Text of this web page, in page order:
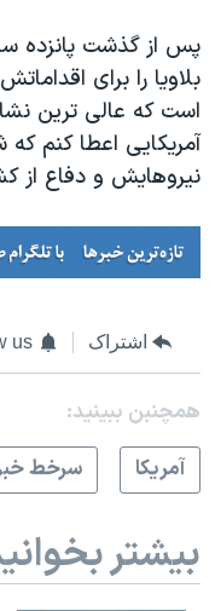
پس از گذشت پانزده
بلاویا را برای
است که عالی ترین
آمریکایی اعطا کنم
نیروهایش و دفاع از
اشتراک us
همچنبن ببینید:
آمريکا
سرخط
بیشتر